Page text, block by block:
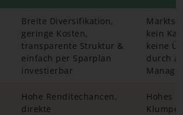
Breite Diversifikation,
geringe Kosten,
transparente Struktur &
einfach per Sparplan
investierbar
kein
keine
durch
Hohe Renditechancen,
direkte
Hohes